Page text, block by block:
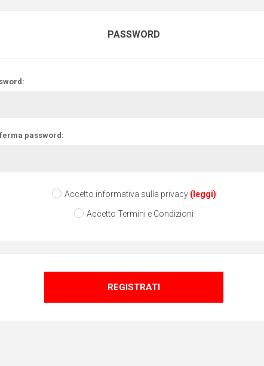
PASSWORD
password:
Accetto informativa sulla privacy (leggi)
Accetto Termini e Condizioni
REGISTRATI